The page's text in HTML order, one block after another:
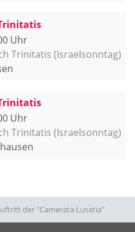
Uhr
Trinitatis (Israelsonntag)
Uhr
Trinitatis (Israelsonntag)
der "Camerata Lusatia"